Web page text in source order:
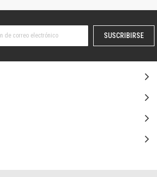
SUSCRIBIRSE